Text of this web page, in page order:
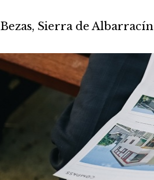
Bezas, Sierra de Albarracín